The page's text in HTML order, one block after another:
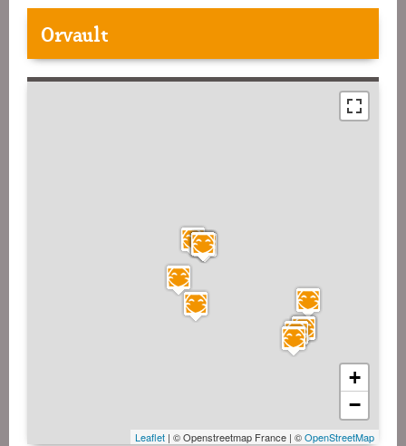
Orvault
+
−
Leaflet | © Openstreetmap France | ©OpenStreetMap